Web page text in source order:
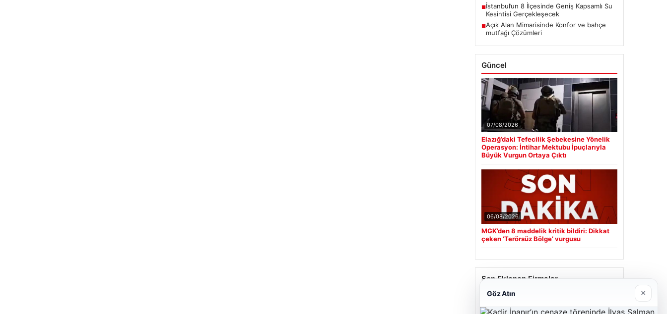
■İstanbul’un 8 İlçesinde Geniş Kapsamlı Su
Kesintisi Gerçekleşecek
■Açık Alan Mimarisinde Konfor ve bahçe
mutfağı Çözümleri
Güncel
07/08/2026
Elazığ’daki Tefecilik Şebekesine Yönelik
Operasyon: İntihar Mektubu İpuçlarıyla
Büyük Vurgun Ortaya Çıktı
06/08/2026
MGK’den 8 maddelik kritik bildiri: Dikkat
çeken ‘Terörsüz Bölge’ vurgusu
Son Eklenen Firmalar
Göz Atın ×